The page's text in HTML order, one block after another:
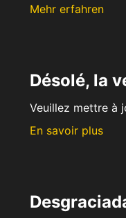
Mehr erfahren
Désolé, la
Veuillez mettre à
En savoir plus